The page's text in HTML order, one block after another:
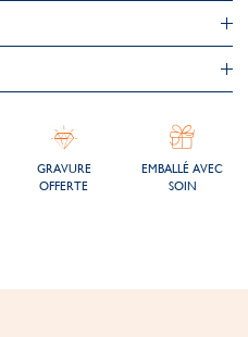
GRAVURE
OFFERTE
EMBALLÉ AVEC
SOIN